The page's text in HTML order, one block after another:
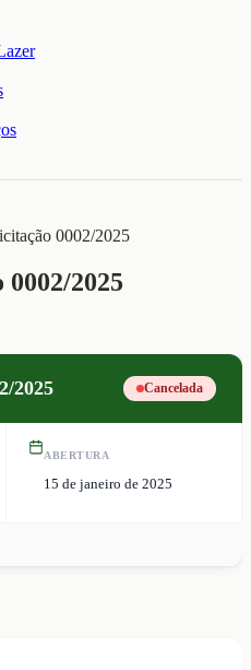
0002/2025
2025
2025 Cancelada
ABERTURA
15 de janeiro de 2025